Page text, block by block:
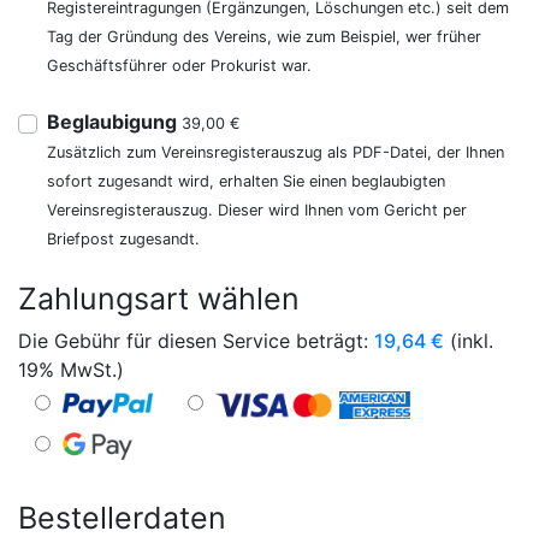
Registereintragungen (Ergänzungen, Löschungen etc.) seit dem
Tag der Gründung des Vereins, wie zum Beispiel, wer früher
Geschäftsführer oder Prokurist war.
Beglaubigung 39,00 €
Zusätzlich zum Vereinsregisterauszug als PDF-Datei, der Ihnen
sofort zugesandt wird, erhalten Sie einen beglaubigten
Vereinsregisterauszug. Dieser wird Ihnen vom Gericht per
Briefpost zugesandt.
Zahlungsart wählen
Die Gebühr für diesen Service beträgt: 19,64 € (inkl.
19% MwSt.)
Bestellerdaten